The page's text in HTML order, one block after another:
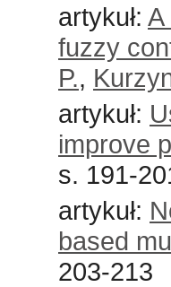
artykuł: A
fuzzy
P.,
artykuł:
improve
s. 191-
artykuł:
based
203-213